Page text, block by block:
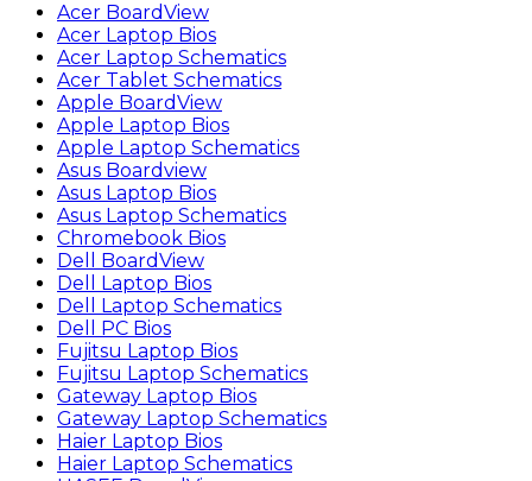
Acer BoardView
Acer Laptop Bios
Acer Laptop Schematics
Acer Tablet Schematics
Apple BoardView
Apple Laptop Bios
Apple Laptop Schematics
Asus Boardview
Asus Laptop Bios
Asus Laptop Schematics
Chromebook Bios
Dell BoardView
Dell Laptop Bios
Dell Laptop Schematics
Dell PC Bios
Fujitsu Laptop Bios
Fujitsu Laptop Schematics
Gateway Laptop Bios
Gateway Laptop Schematics
Haier Laptop Bios
Haier Laptop Schematics